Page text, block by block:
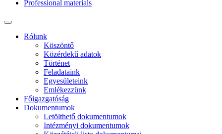
Professional materials
Rólunk
Köszöntő
Közérdekű adatok
Történet
Feladataink
Egyesületeink
Emlékezzünk
Főigazgatóság
Dokumentumok
Letölthető dokumentumok
Intézményi dokumentumok